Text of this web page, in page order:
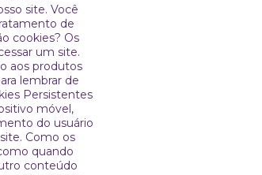
site. Você
de
cookies? Os
um site.
aos produtos
lembrar de
Persistentes
móvel,
do usuário
Como os
quando
conteúdo